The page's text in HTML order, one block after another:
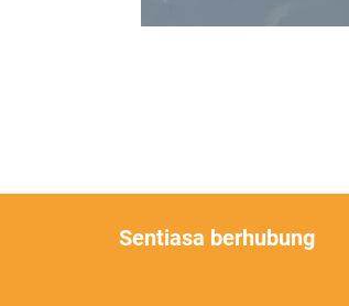
Sentiasa berhubung